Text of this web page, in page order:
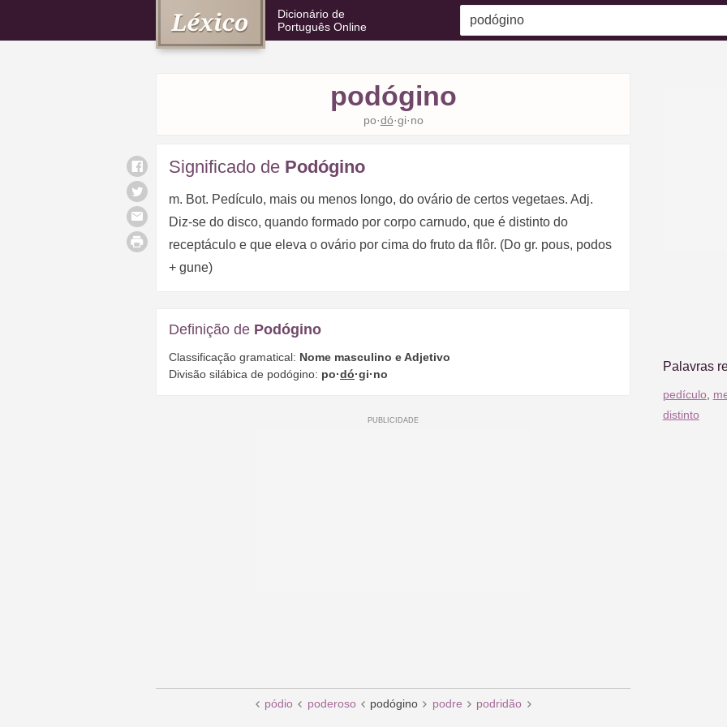
Dicionário de
Português Online
podógino
po·dó·gi·no
Significado de Podógino
m. Bot. Pedículo, mais ou menos longo, do ovário de certos vegetaes. Adj.
Diz-se do disco, quando formado por corpo carnudo, que é distinto do
receptáculo e que eleva o ovário por cima do fruto da flôr. (Do gr. pous, podos
+ gune)
Definição de Podógino
Classificação gramatical: Nome masculino e Adjetivo
Divisão silábica de podógino: po·dó·gi·no
pódio poderoso podógino podre podridão
Palavras
pedículo,
distinto